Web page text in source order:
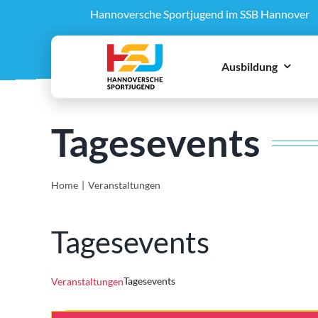
Hannoversche Sportjugend im SSB Hannover
Ausbildung
Tagesevents
Home Veranstaltungen
Tagesevents
VeranstaltungenTagesevents